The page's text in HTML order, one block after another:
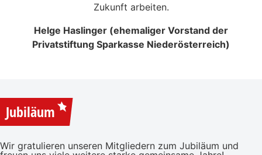
Zukunft arbeiten.
Helge Haslinger (ehemaliger Vorstand der
Privatstiftung Sparkasse Niederösterreich)
Jubiläum
Wir gratulieren unseren Mitgliedern zum Jubiläum und